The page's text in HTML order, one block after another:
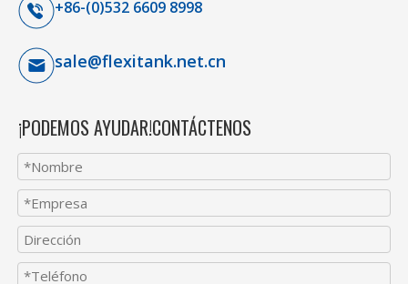
+86-(0)532 6609 8998
sale@flexitank.net.cn
¡PODEMOS AYUDAR!CONTÁCTENOS